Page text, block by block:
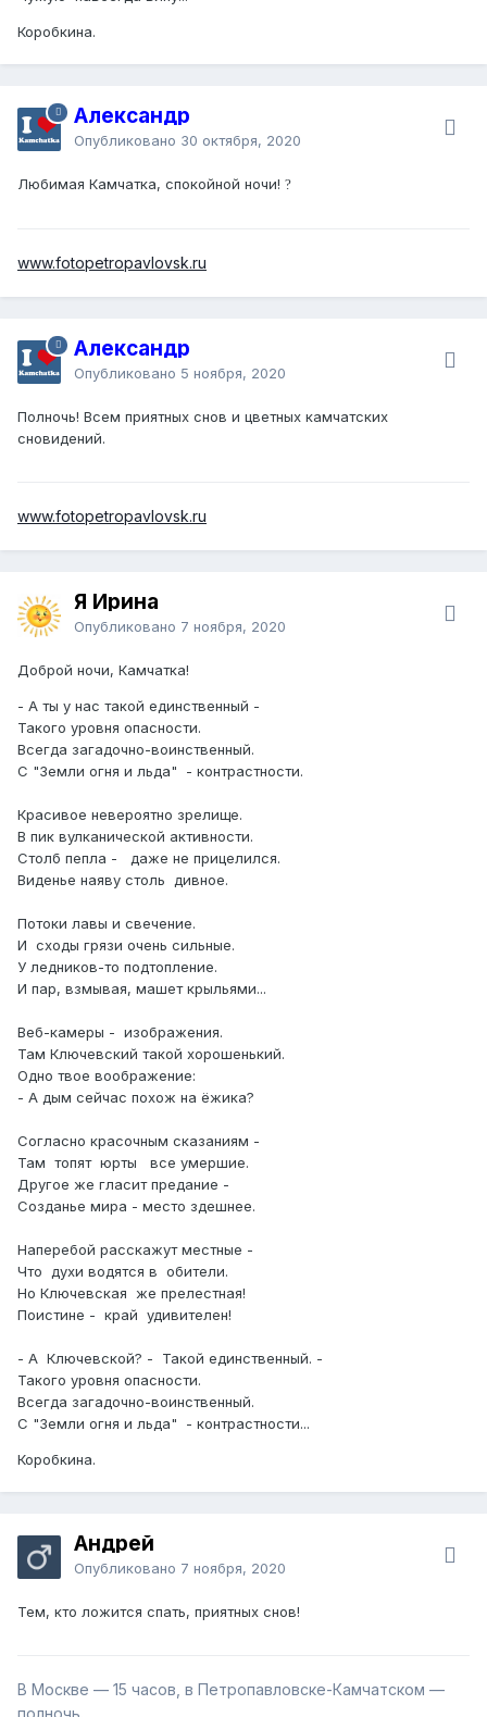
Коробкина.
Александр
Опубликовано 30 октября, 2020
Любимая Камчатка, спокойной ночи! ?
www.fotopetropavlovsk.ru
Александр
Опубликовано 5 ноября, 2020
Полночь! Всем приятных снов и цветных камчатских
сновидений.
www.fotopetropavlovsk.ru
Я Ирина
Опубликовано 7 ноября, 2020
Доброй ночи, Камчатка!
- А ты у нас такой единственный -
Такого уровня опасности.
Всегда загадочно-воинственный.
С "Земли огня и льда" - контрастности.
Красивое невероятно зрелище.
В пик вулканической активности.
Столб пепла - даже не прицелился.
Виденье наяву столь дивное.
Потоки лавы и свечение.
И сходы грязи очень сильные.
У ледников-то подтопление.
И пар, взмывая, машет крыльями...
Веб-камеры - изображения.
Там Ключевский такой хорошенький.
Одно твое воображение:
- А дым сейчас похож на ёжика?
Согласно красочным сказаниям -
Там топят юрты все умершие.
Другое же гласит предание -
Созданье мира - место здешнее.
Наперебой расскажут местные -
Что духи водятся в обители.
Но Ключевская же прелестная!
Поистине - край удивителен!
- А Ключевской? - Такой единственный. -
Такого уровня опасности.
Всегда загадочно-воинственный.
С "Земли огня и льда" - контрастности...
Коробкина.
Андрей
Опубликовано 7 ноября, 2020
Тем, кто ложится спать, приятных снов!
В Москве — 15 часов, в Петропавловске-Камчатском —
полночь.